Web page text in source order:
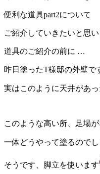
便利な道具part2について
ご紹介していきたいと思
道具のご紹介の前に …
昨日塗ったT様邸の外壁で
実はこのように天井があ
このような高い所、足場
一体どうやって塗るので
そうです、脚立を使います